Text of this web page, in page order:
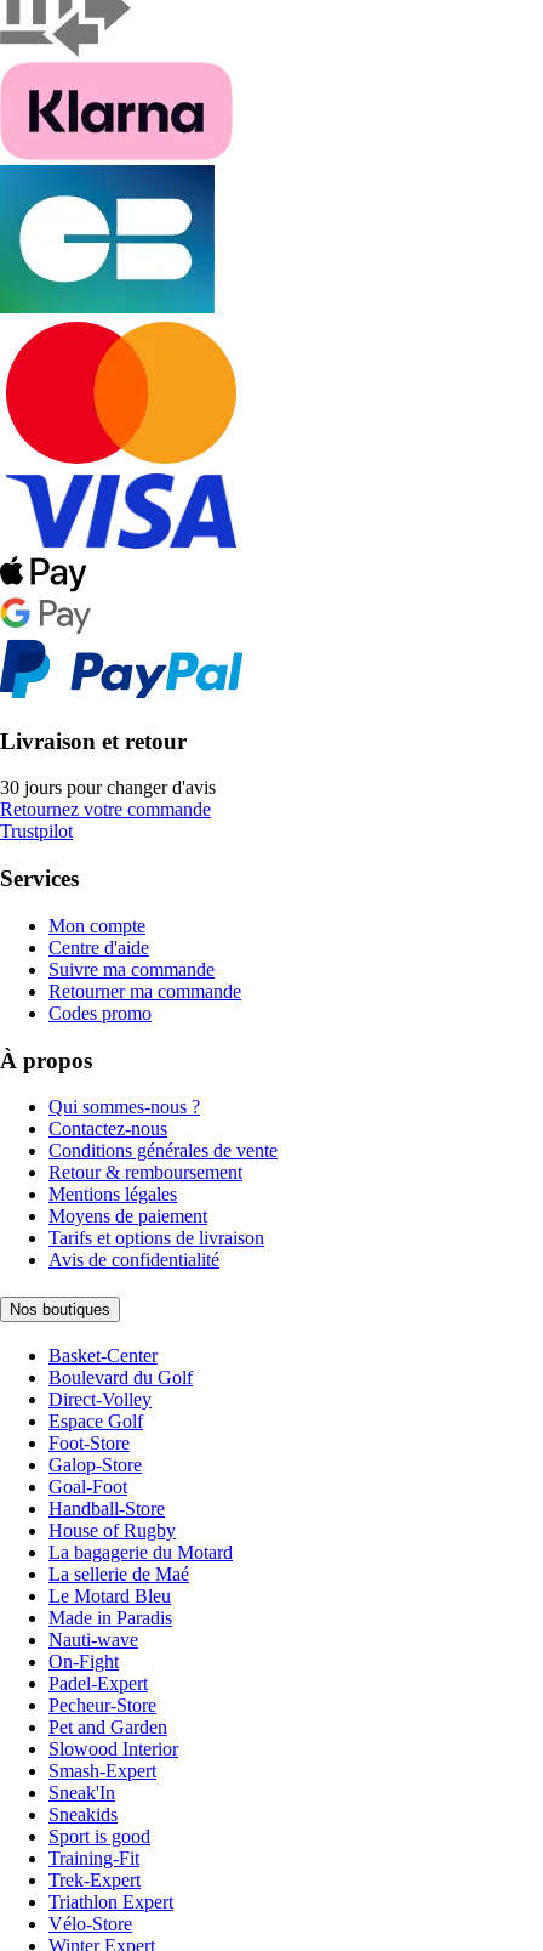
Livraison et retour
30 jours pour changer d'avis
Retournez votre commande
Trustpilot
Services
Mon compte
Centre d'aide
Suivre ma commande
Retourner ma commande
Codes promo
À propos
Qui sommes-nous ?
Contactez-nous
Conditions générales de vente
Retour & remboursement
Mentions légales
Moyens de paiement
Tarifs et options de livraison
Avis de confidentialité
Nos boutiques
Basket-Center
Boulevard du Golf
Direct-Volley
Espace Golf
Foot-Store
Galop-Store
Goal-Foot
Handball-Store
House of Rugby
La bagagerie du Motard
La sellerie de Maé
Le Motard Bleu
Made in Paradis
Nauti-wave
On-Fight
Padel-Expert
Pecheur-Store
Pet and Garden
Slowood Interior
Smash-Expert
Sneak'In
Sneakids
Sport is good
Training-Fit
Trek-Expert
Triathlon Expert
Vélo-Store
Winter Expert